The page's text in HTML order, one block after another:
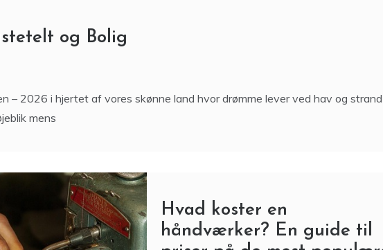
og Bolig
mens
Hvad koster en
håndværker? En guide til
priser på de mest populære